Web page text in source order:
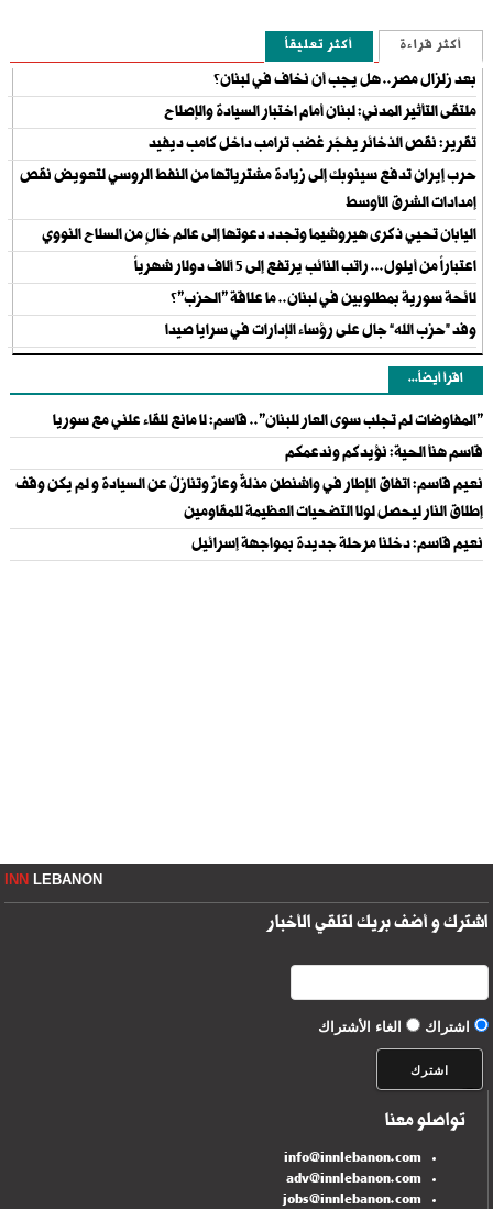
أكثر قراءة أكثر تعليقاً
بعد زلزال مصر.. هل يجب أن نخاف في لبنان؟
ملتقى التأثير المدني: لبنان أمام اختبار السيادة والإصلاح
تقرير: نقص الذخائر يفجّر غضب ترامب داخل كامب ديفيد
حرب إيران تدفع سينوبك إلى زيادة مشترياتها من النفط الروسي لتعويض نقص
إمدادات الشرق الأوسط
اليابان تحيي ذكرى هيروشيما وتجدد دعوتها إلى عالم خالٍ من السلاح النووي
اعتباراً من أيلول... راتب النائب يرتفع إلى 5 آلاف دولار شهرياً
لائحة سورية بمطلوبين في لبنان.. ما علاقة "الحزب"؟
وفد “حزب الله” جال على رؤساء الإدارات في سرايا صيدا
اقرأ أيضاً...
"المفاوضات لم تجلب سوى العار للبنان".. قاسم: لا مانع للقاء علني مع سوريا
قاسم هنأ الحية: نؤيدكم وندعمكم
نعيم قاسم: اتفاق الإطار في واشنطن مذلةٌ وعارٌ وتنازلٌ عن السيادة و لم يكن وقف
إطلاق النار ليحصل لولا التضحيات العظيمة للمقاومين
نعيم قاسم: دخلنا مرحلة جديدة بمواجهة إسرائيل
INNLEBANON
اشترك و أضف بريك لتلقي الأخبار
اشتراك الغاء الأشتراك
تواصلو معنا
info@innlebanon.com
adv@innlebanon.com
jobs@innlebanon.com